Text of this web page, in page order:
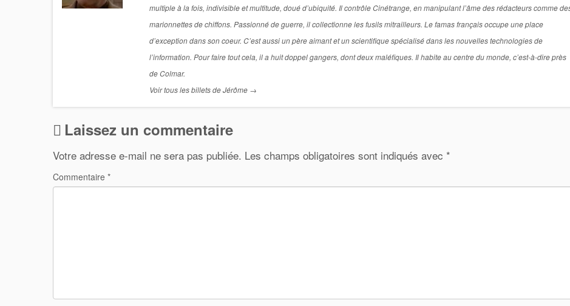
multiple à la fois, indivisible et multitude, doué d’ubiquité. Il contrôle Cinétrange, en manipulant l’âme des rédacteurs comme
marionnettes de chiffons. Passionné de guerre, il collectionne les fusils mitrailleurs. Le famas français occupe une place
d’exception dans son coeur. C’est aussi un père aimant et un scientifique spécialisé dans les nouvelles technologies de
l’information. Pour faire tout cela, il a huit doppel gangers, dont deux maléfiques. Il habite au centre du monde, c’est-à-dire près
de Colmar.
Voir tous les billets de Jérôme →
Laissez un commentaire
Votre adresse e-mail ne sera pas publiée. Les champs obligatoires sont indiqués avec *
Commentaire *